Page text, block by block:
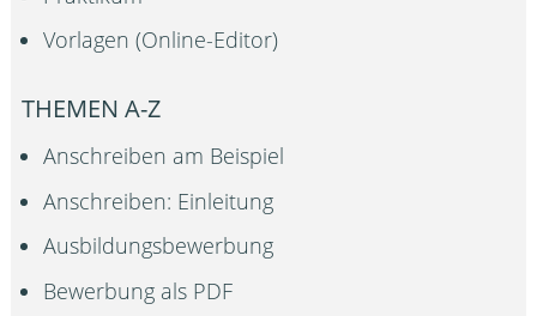
Vorlagen (Online-Editor)
THEMEN A-Z
Anschreiben am Beispiel
Anschreiben: Einleitung
Ausbildungsbewerbung
Bewerbung als PDF